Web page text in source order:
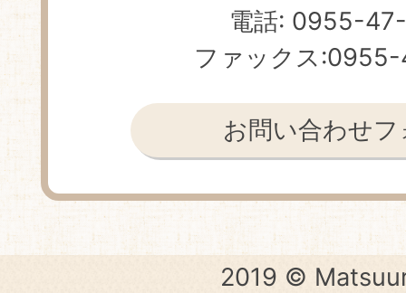
電話: 0955-
ファックス
お問い合わせフ
2019 ©